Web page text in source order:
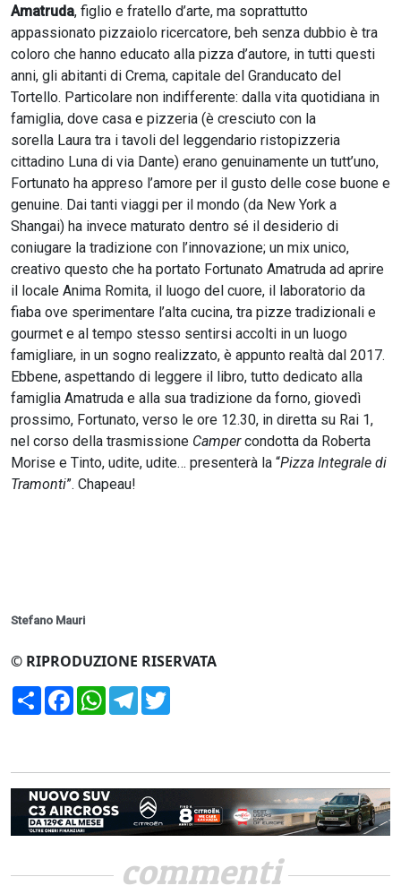
Amatruda, figlio e fratello d’arte, ma soprattutto
appassionato pizzaiolo ricercatore, beh senza dubbio è tra
coloro che hanno educato alla pizza d’autore, in tutti questi
anni, gli abitanti di Crema, capitale del Granducato del
Tortello. Particolare non indifferente: dalla vita quotidiana in
famiglia, dove casa e pizzeria (è cresciuto con la
sorella Laura tra i tavoli del leggendario ristopizzeria
cittadino Luna di via Dante) erano genuinamente un tutt’uno,
Fortunato ha appreso l’amore per il gusto delle cose buone e
genuine. Dai tanti viaggi per il mondo (da New York a
Shangai) ha invece maturato dentro sé il desiderio di
coniugare la tradizione con l’innovazione; un mix unico,
creativo questo che ha portato Fortunato Amatruda ad aprire
il locale Anima Romita, il luogo del cuore, il laboratorio da
fiaba ove sperimentare l’alta cucina, tra pizze tradizionali e
gourmet e al tempo stesso sentirsi accolti in un luogo
famigliare, in un sogno realizzato, è appunto realtà dal 2017.
Ebbene, aspettando di leggere il libro, tutto dedicato alla
famiglia Amatruda e alla sua tradizione da forno, giovedì
prossimo, Fortunato, verso le ore 12.30, in diretta su Rai 1,
nel corso della trasmissione Campercondotta da Roberta
Morise e Tinto, udite, udite… presenterà la “Pizza Integrale di
Tramonti”. Chapeau!
Stefano Mauri
© RIPRODUZIONE RISERVATA
CondividiFacebookWhatsApp
Telegram
commenti